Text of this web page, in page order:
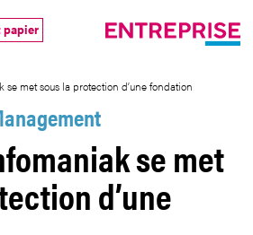
papier
se met sous la protection d’une fondation
se met
d’une